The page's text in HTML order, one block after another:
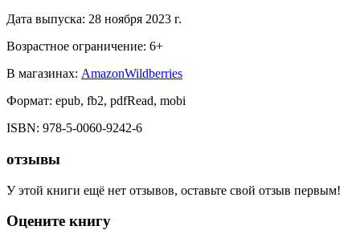
Дата выпуска: 28 ноября 2023 г.
Возрастное ограничение: 6+
В магазинах: AmazonWildberries
Формат: epub, fb2, pdfRead, mobi
ISBN: 978-5-0060-9242-6
отзывы
У этой книги ещё нет отзывов, оставьте свой отзыв первым!
Оцените книгу